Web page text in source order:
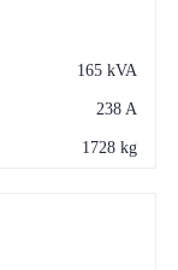
165 kVA
238 A
1728 kg